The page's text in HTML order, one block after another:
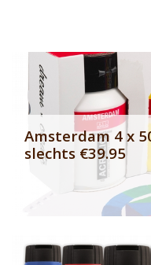
Banner row 2
Amsterdam 4 x 500ml primair set nu
slechts €39.95